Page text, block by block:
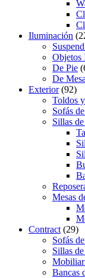
Iluminación
Objetos
De Pie
De Mesa
Exterior(92)
Toldos
Sofás
Sillas
Mesas
Contract (29)
Sofás
Sillas
Bancas